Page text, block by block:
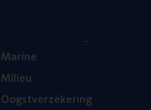
Mari­ne
Mili­eu
Oogst­ver­ze­ke­ring